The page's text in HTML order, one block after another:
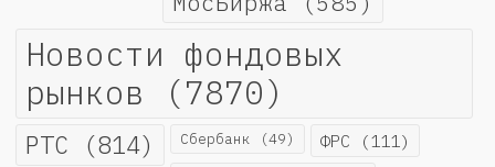
Новости фондовых
рынков (7870)
РТС (814) Сбербанк (49) ФРС (111)